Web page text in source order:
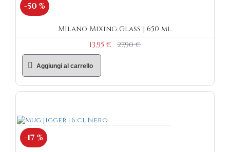
-50 %
Milano Mixing Glass | 650 ml
13,95 €
27,90 €
Aggiungi al carrello
-17 %